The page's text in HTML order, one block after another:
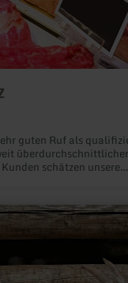
guten Ruf als
überdurchschnittlicher